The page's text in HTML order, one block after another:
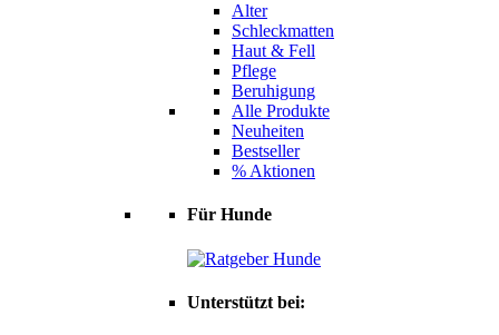
Alter
Schleckmatten
Haut & Fell
Pflege
Beruhigung
Alle Produkte
Neuheiten
Bestseller
% Aktionen
Für Hunde
Unterstützt bei: